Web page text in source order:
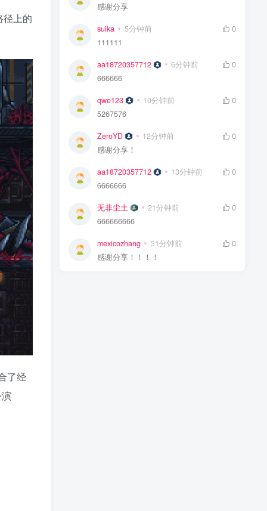
径上的
了经
感谢分享
suika 5分钟前
0
111111
aa18720357712 6分钟前
0
666666
qwe123 10分钟前
0
5267576
ZeroYD 12分钟前
0
感谢分享！
aa18720357712 13分钟前
0
6666666
无非尘土 21分钟前
0
666666666
mexicozhang 31分钟前
0
感谢分享！！！！